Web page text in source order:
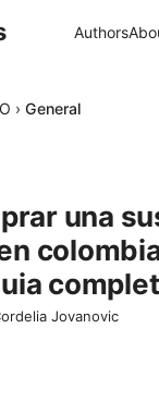
Authors
› General
una
Jovanovic